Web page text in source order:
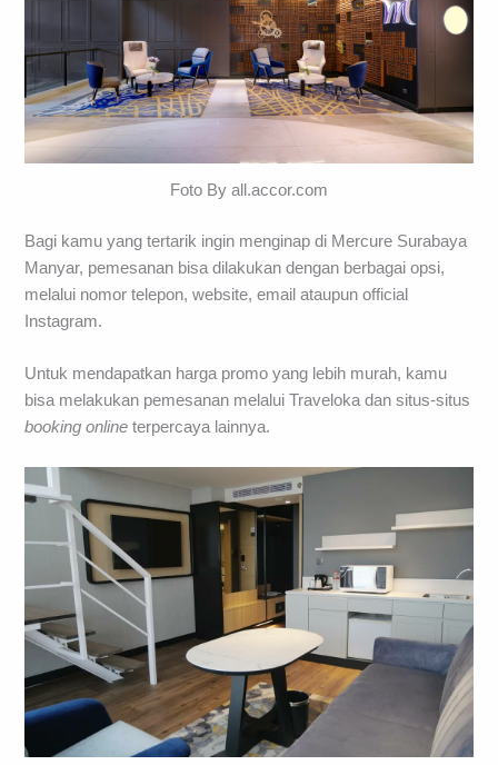
Foto By all.accor.com
Bagi kamu yang tertarik ingin menginap di Mercure Surabaya
Manyar, pemesanan bisa dilakukan dengan berbagai opsi,
melalui nomor telepon, website, email ataupun official
Instagram.
Untuk mendapatkan harga promo yang lebih murah, kamu
bisa melakukan pemesanan melalui Traveloka dan situs-situs
booking online terpercaya lainnya.